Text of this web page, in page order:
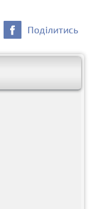
Поділитись